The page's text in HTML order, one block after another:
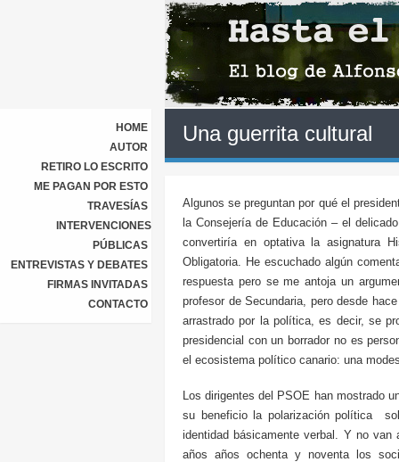
HOME
AUTOR
RETIRO LO ESCRITO
ME PAGAN POR ESTO
TRAVESÍAS
INTERVENCIONES
PÚBLICAS
ENTREVISTAS Y DEBATES
FIRMAS INVITADAS
CONTACTO
Una guerrita cultural
Algunos se preguntan por qué el
la Consejería de Educación – el
convertiría en optativa la asignatura
Obligatoria. He escuchado algún
respuesta pero se me antoja un
profesor de Secundaria, pero desde
arrastrado por la política, es decir, se
presidencial con un borrador no es
el ecosistema político canario: una
Los dirigentes del PSOE han mostrado
su beneficio la polarización política
identidad básicamente verbal. Y no van
años años ochenta y noventa los